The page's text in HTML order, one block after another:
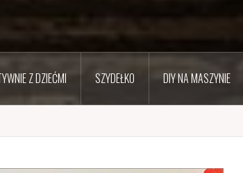
Z DZIEĆMI SZYDEŁKO DIY NA MASZYNIE